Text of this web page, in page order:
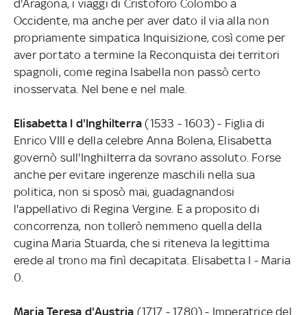
d'Aragona, i viaggi di Cristoforo Colombo a
Occidente, ma anche per aver dato il via alla non
propriamente simpatica Inquisizione, così come per
aver portato a termine la Reconquista dei territori
spagnoli, come regina Isabella non passò certo
inosservata. Nel bene e nel male.
Elisabetta I d'Inghilterra(1533 - 1603) - Figlia di
Enrico VIII e della celebre Anna Bolena, Elisabetta
governò sull'Inghilterra da sovrano assoluto. Forse
anche per evitare ingerenze maschili nella sua
politica, non si sposò mai, guadagnandosi
l'appellativo di Regina Vergine. E a proposito di
concorrenza, non tollerò nemmeno quella della
cugina Maria Stuarda, che si riteneva la legittima
erede al trono ma finì decapitata. Elisabetta I - Maria
0.
Maria Teresa d'Austria (1717 - 1780) - Imperatrice del